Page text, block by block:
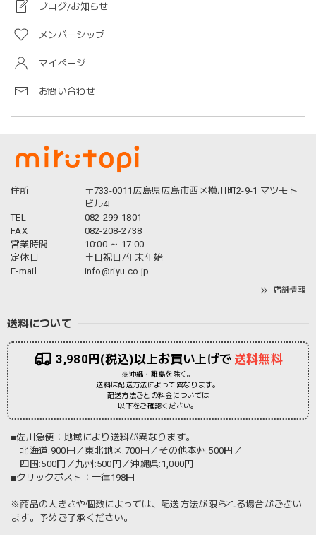
ブログ/お知らせ
メンバーシップ
マイページ
お問い合わせ
住所
〒733-0011広島県広島市西区横川町2-9-1 マツモト
ビル4F
TEL
082-299-1801
FAX
082-208-2738
営業時間
10:00 ～ 17:00
定休日
土日祝日/年末年始
E-mail
info@riyu.co.jp
店舗情報
送料について
3,980円(税込)以上お買い上げで 送料無料
※沖縄・離島を除く。
送料は配送方法によって異なります。
配送方法ごとの料金については
以下をご確認ください。
■佐川急便：地域により送料が異なります。
北海道:900円／東北地区:700円／その他本州:500円／
四国:500円／九州:500円／沖縄県:1,000円
■クリックポスト：一律198円
※商品の大きさや個数によっては、配送方法が限られる場合がござい
ます。予めご了承ください。